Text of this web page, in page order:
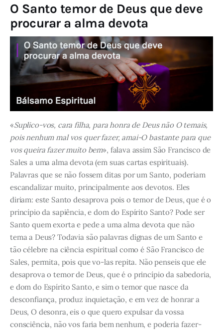
O Santo temor de Deus que deve
procurar a alma devota
«Suplico-vos, cara filha, para honra de Deus não O temais,
pois nenhum mal vos quer fazer, amai-O bastante para que
vos queira fazer muito bem», falava assim São Francisco de
Sales a uma alma devota (em suas cartas espirituais).
Palavras que se não fossem ditas por um Santo, poderiam
escandalizar muito, principalmente aos devotos. Eles
diriam: este Santo desaprova pois o temor de Deus, que é o
princípio da sapiência, e dom do Espírito Santo? Pode ser
Santo quem exorta e pede a uma alma devota que não
tema a Deus? Todavia são palavras dignas de um Santo e
tão célebre na ciência espiritual como é São Francisco de
Sales, permita, pois que vo-las repita. Não penseis que ele
desaprova o temor de Deus, que é o princípio da sabedoria,
e dom do Espírito Santo, e sim o temor que nasce da
desconfiança, produz inquietação, e em vez de honrar a
Deus, O desonra, eis o que quero expulsar da vossa
consciência, não vos faria bem nenhum, e poderia fazer-